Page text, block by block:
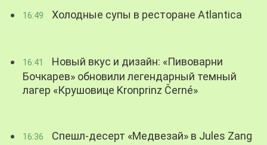
16:49 Холодные супы в ресторане Atlantica
16:41
Новый вкус и дизайн: «Пивоварни
Бочкарев» обновили легендарный темный
лагер «Крушовице Kronprinz Černé»
16:36 Спешл-десерт «Медвезай» в Jules Zang